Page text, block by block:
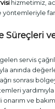
hizmetimiz,
Süreçleri
servis
anında
sonrası
yardımıyla
ve bakım